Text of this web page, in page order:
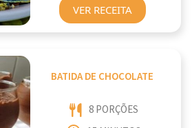
VER RECEITA
BATIDA DE CHOCOLATE
8 PORÇÕES